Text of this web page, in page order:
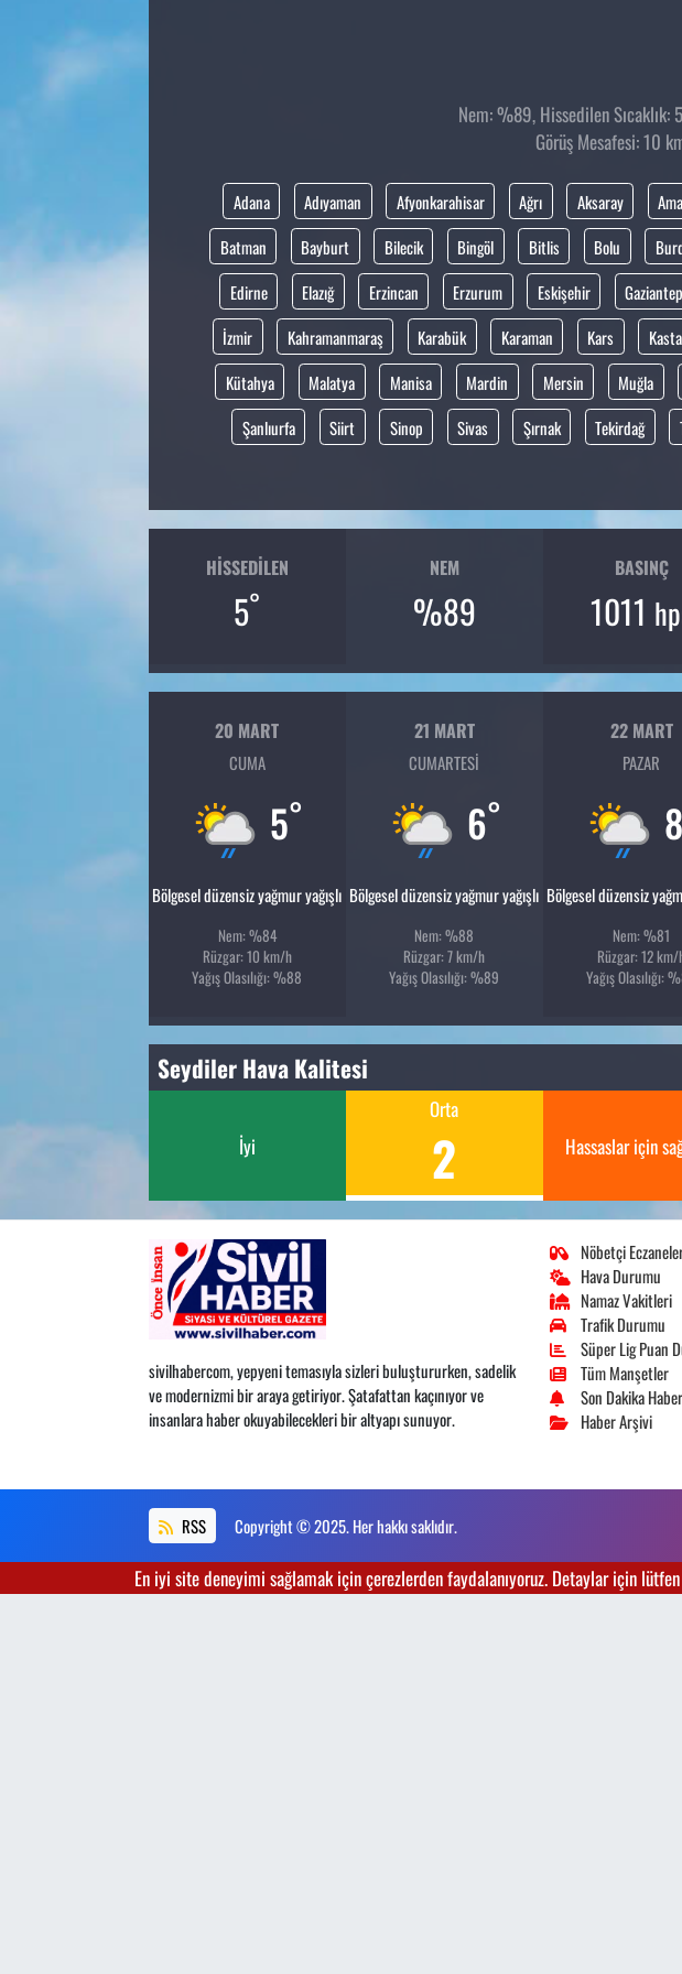
Nem: %89, Hissedilen Sıcaklık: 5
Görüş Mesafesi: 10
Adana Adıyaman Afyonkarahisar Ağrı Aksaray
Batman
Bayburt Bilecik Bingöl Bitlis Bolu
Edirne
Elazığ Erzincan Erzurum Eskişehir Gaziantep
İzmir
Kahramanmaraş Karabük Karaman Kars
Kütahya
Malatya Manisa Mardin Mersin Muğla
Şanlıurfa
Siirt Sinop Sivas Şırnak Tekirdağ
HISSEDILEN
5°
NEM
%89
BASINÇ
1011
20 MART
CUMA
5°
Bölgesel düzensiz yağmur yağışlı
Nem: %84
Rüzgar: 10 km/h
Yağış Olasılığı: %88
21 MART
CUMARTESI
6°
Bölgesel düzensiz yağmur yağışlı
Nem: %88
Rüzgar: 7 km/h
Yağış Olasılığı: %89
22 MART
PAZAR
8
Bölgesel düzensiz
Nem: %81
Rüzgar: 12
Yağış Olasılığı:
Seydiler Hava Kalitesi
İyi
Orta
2 Hassaslar için
sivilhabercom, yepyeni temasıyla sizleri buluştururken, sadelik
ve modernizmi bir araya getiriyor. Şatafattan kaçınıyor ve
insanlara haber okuyabilecekleri bir altyapı sunuyor.
Nöbetçi
Hava Durumu
Namaz Vakitleri
Trafik Durumu
Süper Lig Puan
Tüm Manşetler
Son Dakika
Haber Arşivi
RSS Copyright © 2025. Her hakkı saklıdır.
En iyi site deneyimi sağlamak için çerezlerden faydalanıyoruz. Detaylar için lütfen